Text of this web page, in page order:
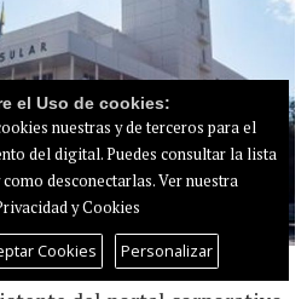
el Uso de cookies:
nuestras y de terceros para el
del digital. Puedes consultar la lista
desconectarlas.Ver nuestra
y Cookies
Cookies Personalizar